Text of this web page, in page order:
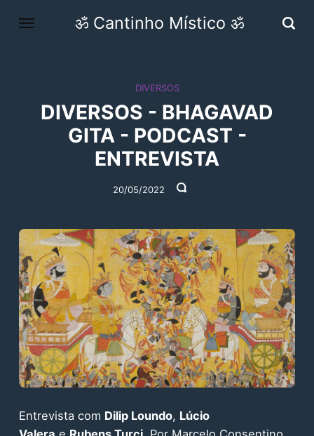
ॐ Cantinho Místico ॐ
DIVERSOS
DIVERSOS - BHAGAVAD
GITA - PODCAST -
ENTREVISTA
20/05/2022
Entrevista com Dilip Loundo, Lúcio